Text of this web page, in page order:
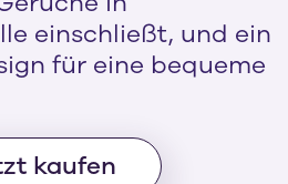
einschließt, und ein
für eine bequeme
kaufen